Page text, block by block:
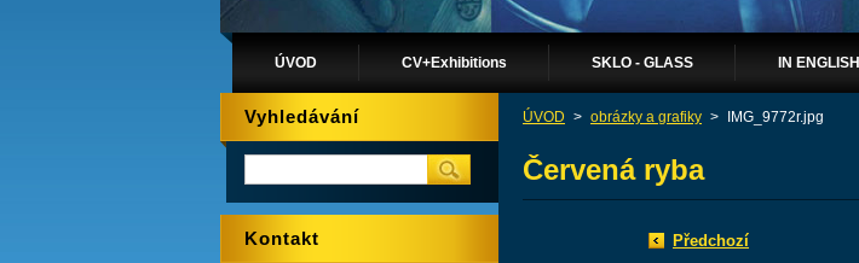
ÚVOD CV+Exhibitions SKLO - GLASS IN ENGLISH
ÚVOD > obrázky a grafiky > IMG_9772r.jpg
Červená ryba
Předchozí
Vyhledávání
Kontakt